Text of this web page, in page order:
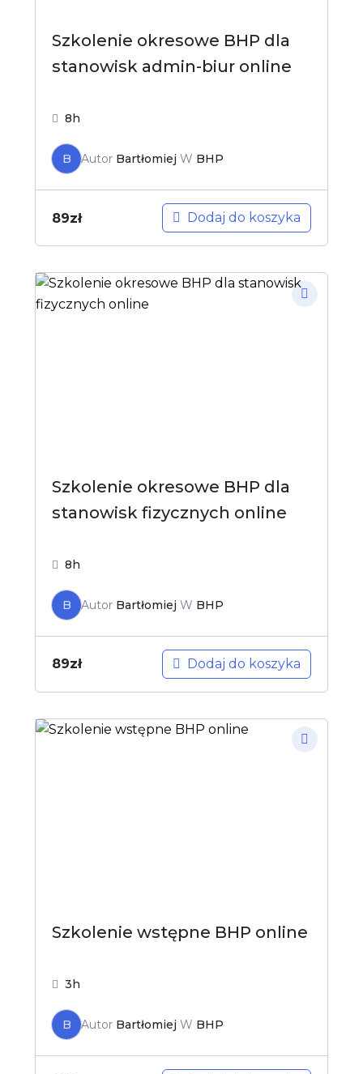
Szkolenie okresowe BHP dla
stanowisk admin-biur online
8h
B Autor Bartłomiej W BHP
89zł Dodaj do koszyka
Szkolenie okresowe BHP dla
stanowisk fizycznych online
8h
B Autor Bartłomiej W BHP
89zł Dodaj do koszyka
Szkolenie wstępne BHP online
3h
B Autor Bartłomiej W BHP